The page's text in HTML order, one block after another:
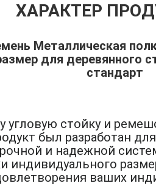
ХАРАКТЕР
Металлическая
для деревянного
стандарт
угловую стойку и
был разработан
и надежной
индивидуального
ваших